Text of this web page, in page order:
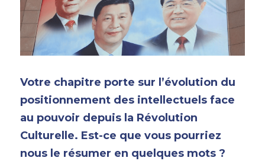
Votre chapitre porte sur l’évolution du
positionnement des intellectuels face
au pouvoir depuis la Révolution
Culturelle. Est-ce que vous pourriez
nous le résumer en quelques mots ?